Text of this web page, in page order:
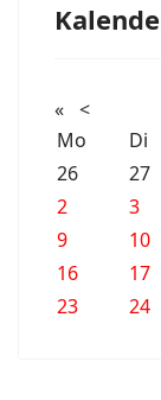
« <
Mo
Di
26
27
2
3
9
10
16
17
23
24